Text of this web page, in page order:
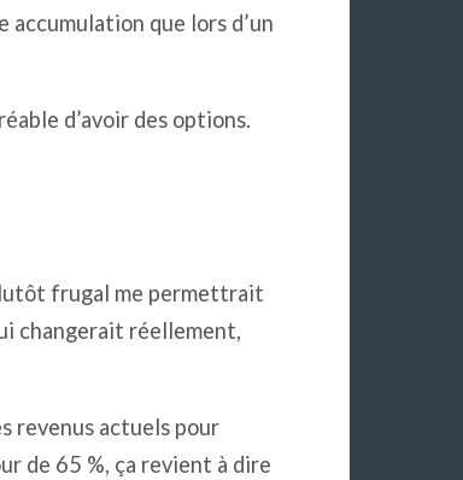
accumulation que lors d’un
d’avoir des options.
frugal me permettrait
changerait réellement,
revenus actuels pour
de 65 %, ça revient à dire